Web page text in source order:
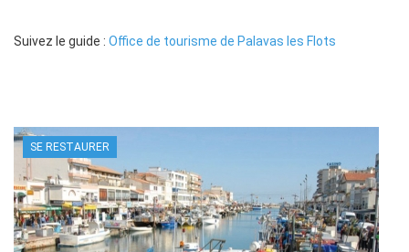
Suivez le guide : Office de tourisme de Palavas les Flots
SE RESTAURER